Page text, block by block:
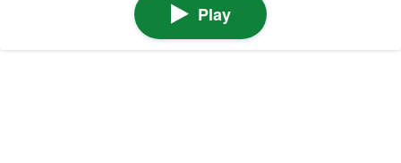
Play